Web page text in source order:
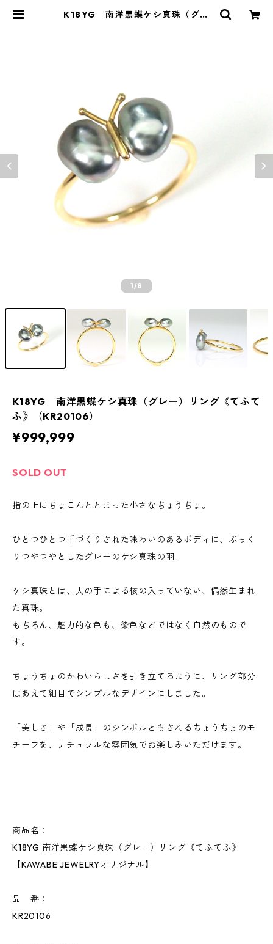
K18YG 南洋黒蝶ケシ真珠（グレ
1/8
K18YG 南洋黒蝶ケシ真珠（グレー）リング《てふて
ふ》（KR20106）
¥999,999
SOLD OUT
指の上にちょこんととまった小さなちょうちょ。
ひとつひとつ手づくりされた味わいのあるボディに、ぷっく
りつやつやとしたグレーのケシ真珠の羽。
ケシ真珠とは、人の手による核の入っていない、偶然生まれ
た真珠。
もちろん、魅力的な色も、染色などではなく自然のもので
す。
ちょうちょのかわいらしさを引き立てるように、リング部分
はあえて細目でシンプルなデザインにしました。
「美しさ」や「成長」のシンボルともされるちょうちょのモ
チーフを、ナチュラルな雰囲気でお楽しみいただけます。
商品名：
K18YG 南洋黒蝶ケシ真珠（グレー）リング《てふてふ》
【KAWABE JEWELRYオリジナル】
品 番：
KR20106